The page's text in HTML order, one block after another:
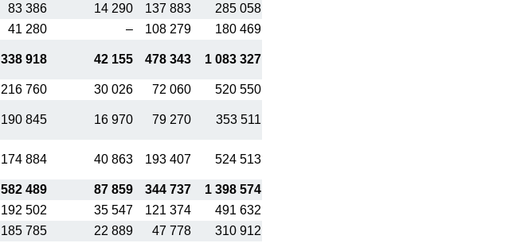
83 386 14 290 137 883
285 058
41 280 – 108 279
180 469
338 918 42 155 478 343 1 083 327
216 760 30 026 72 060
520 550
190 845 16 970 79 270 353 511
174 884 40 863 193 407 524 513
582 489 87 859 344 737
1 398 574
192 502 35 547 121 374
491 632
185 785 22 889 47 778
310 912